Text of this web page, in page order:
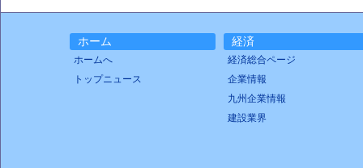
ホーム
ホームへ
トップニュース
経済
経済総合ページ
企業情報
九州企業情報
建設業界